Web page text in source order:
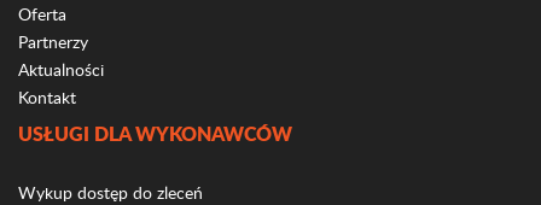
Oferta
Partnerzy
Aktualności
Kontakt
USŁUGI DLA WYKONAWCÓW
Wykup dostęp do zleceń